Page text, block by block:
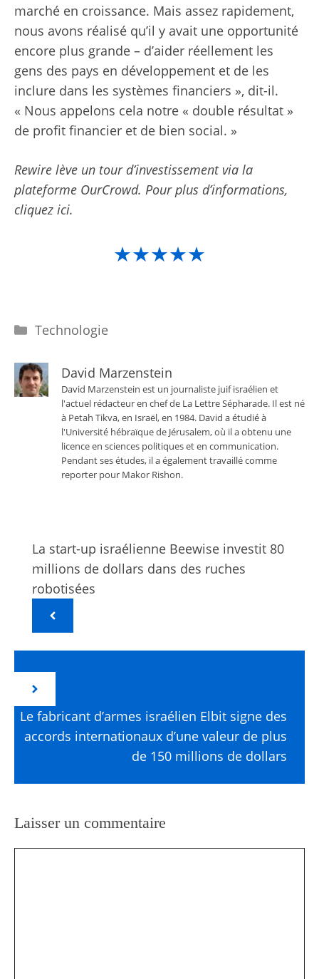
marché en croissance. Mais assez rapidement,
nous avons réalisé qu’il y avait une opportunité
encore plus grande – d’aider réellement les
gens des pays en développement et de les
inclure dans les systèmes financiers », dit-il.
« Nous appelons cela notre « double résultat »
de profit financier et de bien social. »
Rewire lève un tour d’investissement via la
plateforme OurCrowd. Pour plus d’informations,
cliquez ici.
★★★★★
Catégories
Technologie
David Marzenstein
David Marzenstein est un journaliste juif israélien et
l'actuel rédacteur en chef de La Lettre Sépharade. Il est né
à Petah Tikva, en Israël, en 1984. David a étudié à
l'Université hébraïque de Jérusalem, où il a obtenu une
licence en sciences politiques et en communication.
Pendant ses études, il a également travaillé comme
reporter pour Makor Rishon.
La start-up israélienne Beewise investit 80
millions de dollars dans des ruches
robotisées
Le fabricant d’armes israélien Elbit signe des
accords internationaux d’une valeur de plus
de 150 millions de dollars
Laisser un commentaire